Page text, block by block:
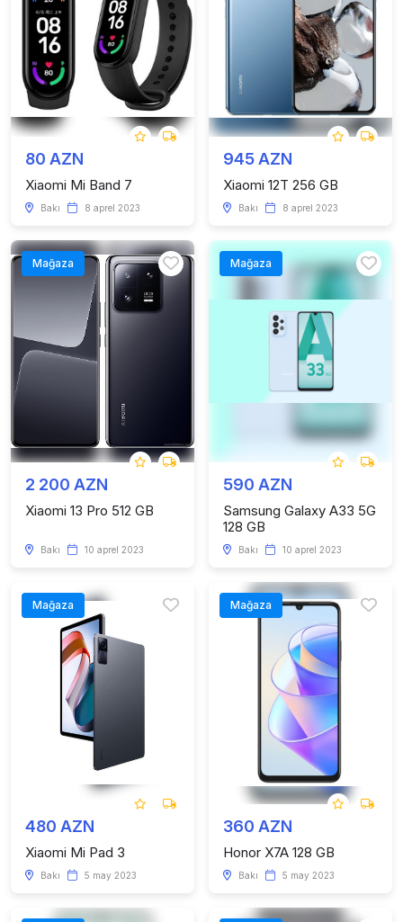
80 AZN
Xiaomi Mi Band 7
Bakı 8 aprel 2023
945 AZN
Xiaomi 12T 256 GB
Bakı 8 aprel 2023
Mağaza
2 200 AZN
Xiaomi 13 Pro 512 GB
Bakı 10 aprel 2023
Mağaza
590 AZN
Samsung Galaxy A33 5G
128 GB
Bakı 10 aprel 2023
Mağaza
480 AZN
Xiaomi Mi Pad 3
Bakı 5 may 2023
Mağaza
360 AZN
Honor X7A 128 GB
Bakı 5 may 2023